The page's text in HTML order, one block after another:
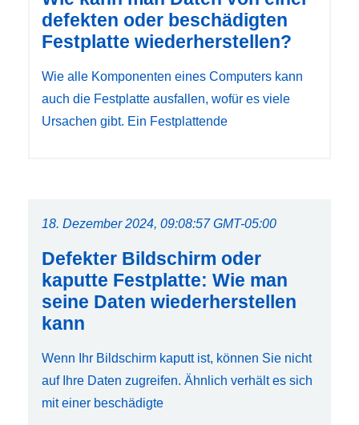
defekten oder beschädigten
Festplatte wiederherstellen?
Wie alle Komponenten eines Computers kann
auch die Festplatte ausfallen, wofür es viele
Ursachen gibt. Ein Festplattende
18. Dezember 2024, 09:08:57 GMT-05:00
Defekter Bildschirm oder
kaputte Festplatte: Wie man
seine Daten wiederherstellen
kann
Wenn Ihr Bildschirm kaputt ist, können Sie nicht
auf Ihre Daten zugreifen. Ähnlich verhält es sich
mit einer beschädigte